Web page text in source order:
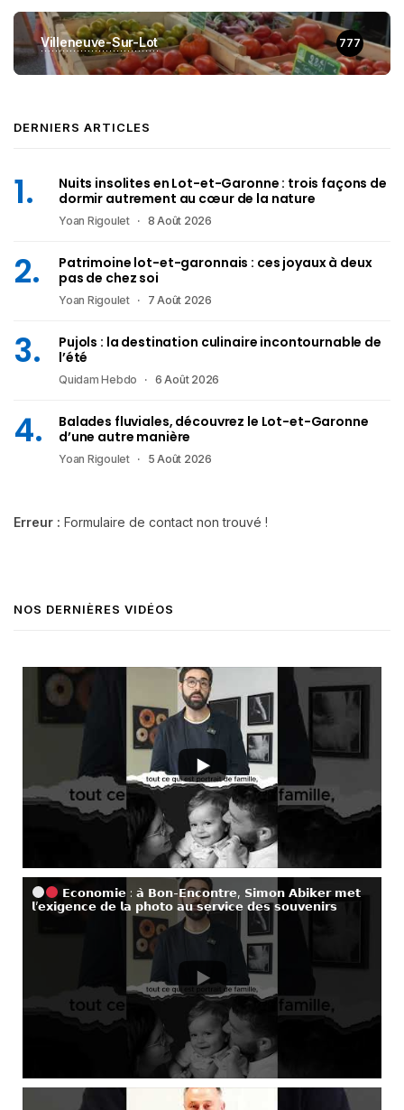
Villeneuve-Sur-Lot 777
DERNIERS ARTICLES
Nuits insolites en Lot-et-Garonne : trois façons de
dormir autrement au cœur de la nature
Yoan Rigoulet 8 Août 2026
Patrimoine lot-et-garonnais : ces joyaux à deux
pas de chez soi
Yoan Rigoulet 7 Août 2026
Pujols : la destination culinaire incontournable de
l’été
Quidam Hebdo 6 Août 2026
Balades fluviales, découvrez le Lot-et-Garonne
d’une autre manière
Yoan Rigoulet 5 Août 2026
Erreur : Formulaire de contact non trouvé !
NOS DERNIÈRES VIDÉOS
𝗘𝗰𝗼𝗻𝗼𝗺𝗶𝗲 : 𝗮̀ 𝗕𝗼𝗻-𝗘𝗻𝗰𝗼𝗻𝘁𝗿𝗲, 𝗦𝗶𝗺𝗼𝗻 𝗔𝗯𝗶𝗸𝗲𝗿 𝗺𝗲𝘁
𝗹’𝗲𝘅𝗶𝗴𝗲𝗻𝗰𝗲 𝗱𝗲 𝗹𝗮 𝗽𝗵𝗼𝘁𝗼 𝗮𝘂 𝘀𝗲𝗿𝘃𝗶𝗰𝗲 𝗱𝗲𝘀 𝘀𝗼𝘂𝘃𝗲𝗻𝗶𝗿𝘀